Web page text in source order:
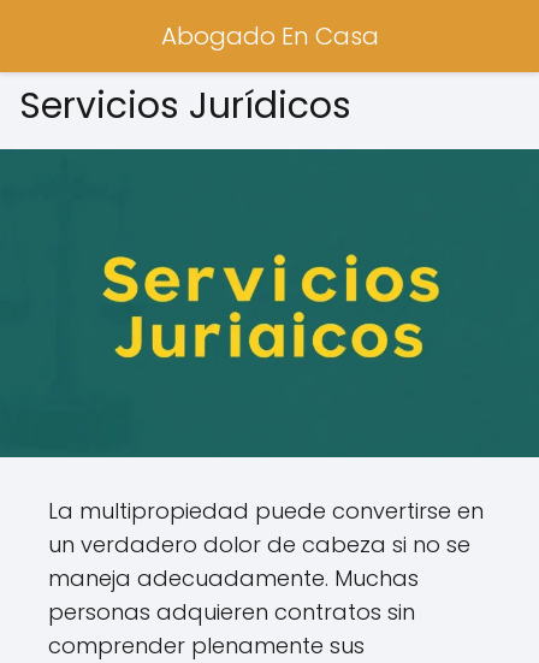
Abogado En Casa
Servicios Jurídicos
La multipropiedad puede convertirse en
un verdadero dolor de cabeza si no se
maneja adecuadamente. Muchas
personas adquieren contratos sin
comprender plenamente sus